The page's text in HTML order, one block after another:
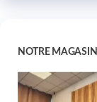
NOTRE MAGASIN